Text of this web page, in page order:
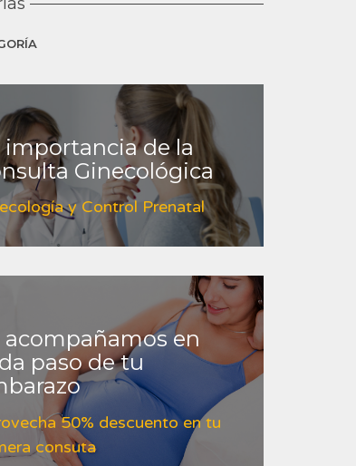
importancia de la
Ginecológica
y Control Prenatal
acompañamos en
paso de tu
50% descuento en tu
consuta